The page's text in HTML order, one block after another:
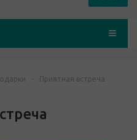
- Приятная встреча